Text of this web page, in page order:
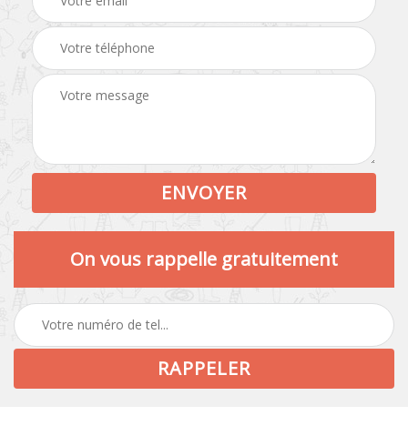
On vous rappelle gratuitement